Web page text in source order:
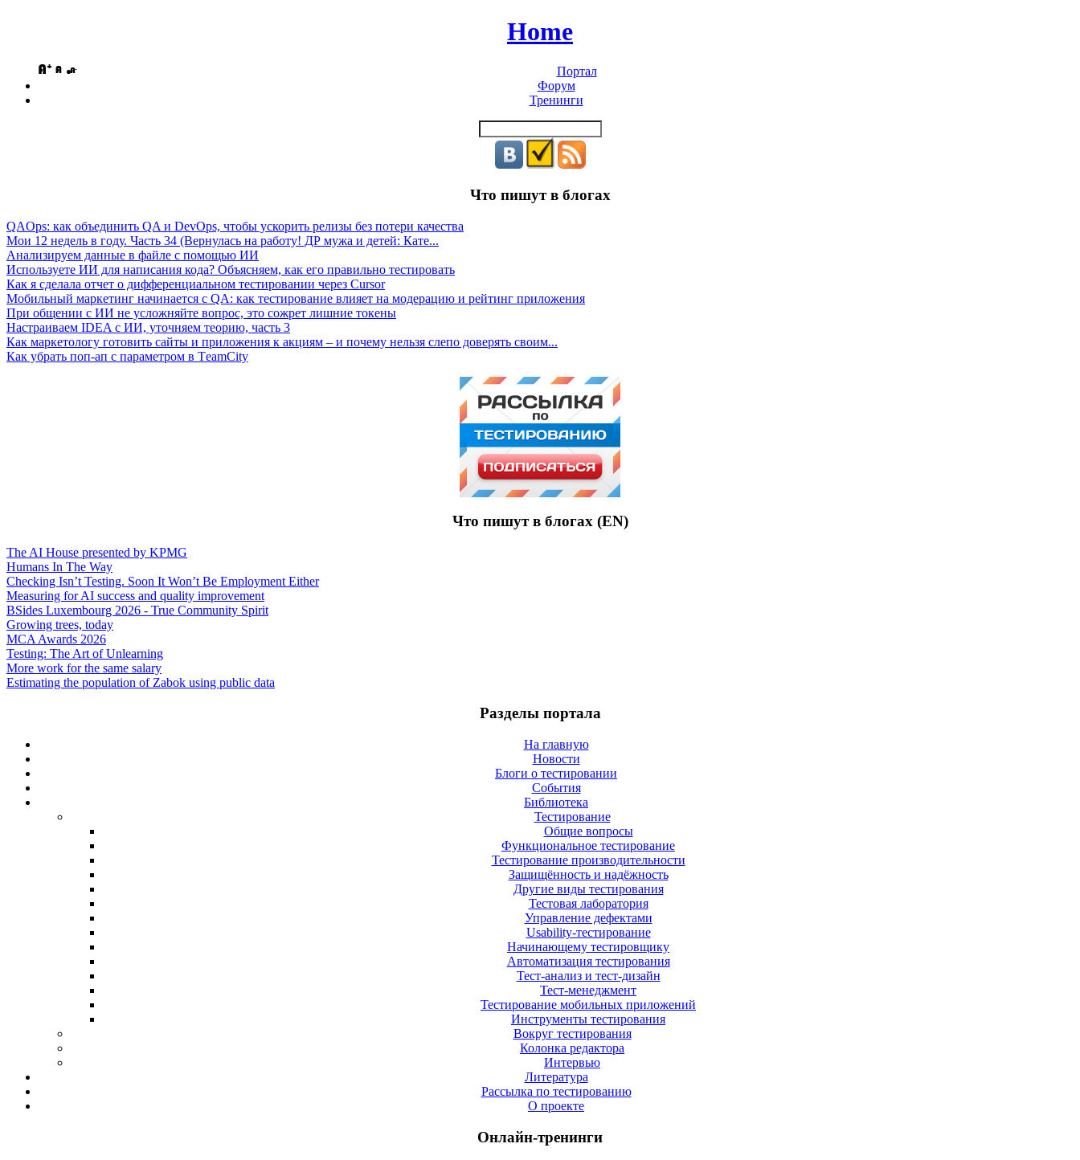
Home
Портал
Форум
Тренинги
Что пишут в блогах
QAOps: как объединить QA и DevOps, чтобы ускорить релизы без потери качества
Мои 12 недель в году. Часть 34 (Вернулась на работу! ДР мужа и детей: Кате...
Анализируем данные в файле с помощью ИИ
Используете ИИ для написания кода? Объясняем, как его правильно тестировать
Как я сделала отчет о дифференциальном тестировании через Cursor
Мобильный маркетинг начинается с QA: как тестирование влияет на модерацию и рейтинг приложения
При общении с ИИ не усложняйте вопрос, это сожрет лишние токены
Настраиваем IDEA с ИИ, уточняем теорию, часть 3
Как маркетологу готовить сайты и приложения к акциям – и почему нельзя слепо доверять своим...
Как убрать поп-ап с параметром в ТeamСity
Что пишут в блогах (EN)
The AI House presented by KPMG
Humans In The Way
Checking Isn’t Testing. Soon It Won’t Be Employment Either
Measuring for AI success and quality improvement
BSides Luxembourg 2026 - True Community Spirit
Growing trees, today
MCA Awards 2026
Testing: The Art of Unlearning
More work for the same salary
Estimating the population of Zabok using public data
Разделы портала
На главную
Новости
Блоги о тестировании
События
Библиотека
Тестирование
Общие вопросы
Функциональное тестирование
Тестирование производительности
Защищённость и надёжность
Другие виды тестирования
Тестовая лаборатория
Управление дефектами
Usability-тестирование
Начинающему тестировщику
Автоматизация тестирования
Тест-анализ и тест-дизайн
Тест-менеджмент
Тестирование мобильных приложений
Инструменты тестирования
Вокруг тестирования
Колонка редактора
Интервью
Литература
Рассылка по тестированию
О проекте
Онлайн-тренинги